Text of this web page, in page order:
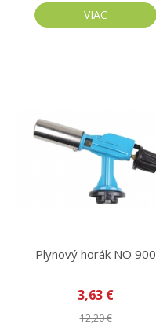
VIAC
Plynový horák NO 900
3,63 €
12,20 €